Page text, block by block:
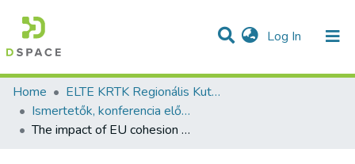
Log In (current)
Communities & Collections
Statistics
All of DSpace
Home
ELTE KRTK Regionális Kutatások Intézete
Ismertetők, konferencia előadás absztraktok - idegen nyelvű (RKI)
The impact of EU cohesion policy on planning and development activities that cross administrative borders: The Hungarian case